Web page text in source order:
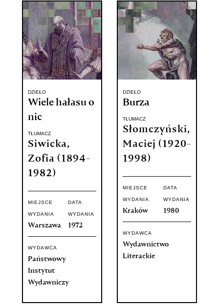
DZIEŁO
Wiele hałasu o
nic
TŁUMACZ
Siwicka,
Zofia (1894-
1982)
MIEJSCE
WYDANIA
Warszawa
DATA
WYDANIA
1972
WYDAWCA
Państwowy
Instytut
Wydawniczy
DZIEŁO
Burza
TŁUMACZ
Słomczyński,
Maciej (1920-
1998)
MIEJSCE
WYDANIA
Kraków
DATA
WYDANIA
1980
WYDAWCA
Wydawnictwo
Literackie